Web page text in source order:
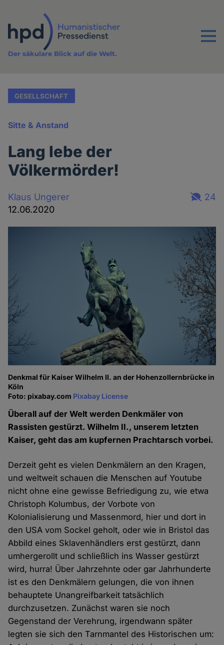
Inhalt
Menu
Der säkulare Blick auf die Welt.
GESELLSCHAFT
Sitte & Anstand
Lang lebe der
Völkermörder!
Klaus Ungerer
12.06.2020
24
Denkmal für Kaiser Wilhelm II. an der Hohenzollernbrücke in
Köln
Foto: pixabay.com Pixabay License
Überall auf der Welt werden Denkmäler von
Rassisten gestürzt. Wilhelm II., unserem letzten
Kaiser, geht das am kupfernen Prachtarsch vorbei.
Derzeit geht es vielen Denkmälern an den Kragen,
und weltweit schauen die Menschen auf Youtube
nicht ohne eine gewisse Befriedigung zu, wie etwa
Christoph Kolumbus, der Vorbote von
Kolonialisierung und Massenmord, hier und dort in
den USA vom Sockel geholt, oder wie in Bristol das
Abbild eines Sklavenhändlers erst gestürzt, dann
umhergerollt und schließlich ins Wasser gestürzt
wird, hurra! Über Jahrzehnte oder gar Jahrhunderte
ist es den Denkmälern gelungen, die von ihnen
behauptete Unangreifbarkeit tatsächlich
durchzusetzen. Zunächst waren sie noch
Gegenstand der Verehrung, irgendwann später
legten sie sich den Tarnmantel des Historischen um: